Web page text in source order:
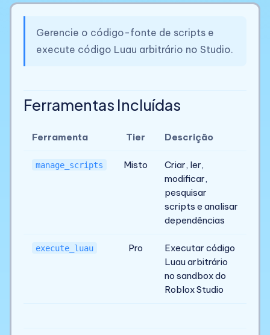
Gerencie o código-fonte de scripts e
execute código Luau arbitrário no Studio.
Ferramentas Incluídas
Ferramenta Tier Descrição
manage_scripts Misto
Criar, ler,
modificar,
pesquisar
scripts e analisar
dependências
execute_luau Pro
Executar código
Luau arbitrário
no sandbox do
Roblox Studio